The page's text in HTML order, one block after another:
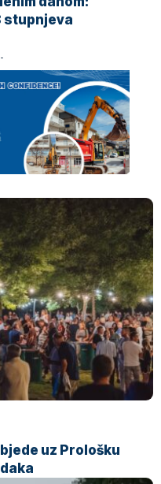
stupnjeva
uz Prološku